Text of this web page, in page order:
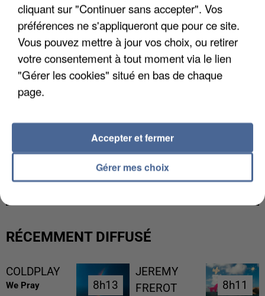
LES DONNÉES DE 300 000 CLIENTS DÉROBÉES À
INTERMARCHÉ APRÈS UNE...
RÉCEMMENT DIFFUSÉ
COLDPLAY
We Pray 8h13
8h13
JEREMY
FREROT
8h11
8h11
cliquant sur "Continuer sans accepter". Vos
préférences ne s'appliqueront que pour ce site.
Vous pouvez mettre à jour vos choix, ou retirer
votre consentement à tout moment via le lien
"Gérer les cookies" situé en bas de chaque
page.
Gérer mes choix
Accepter et fermer